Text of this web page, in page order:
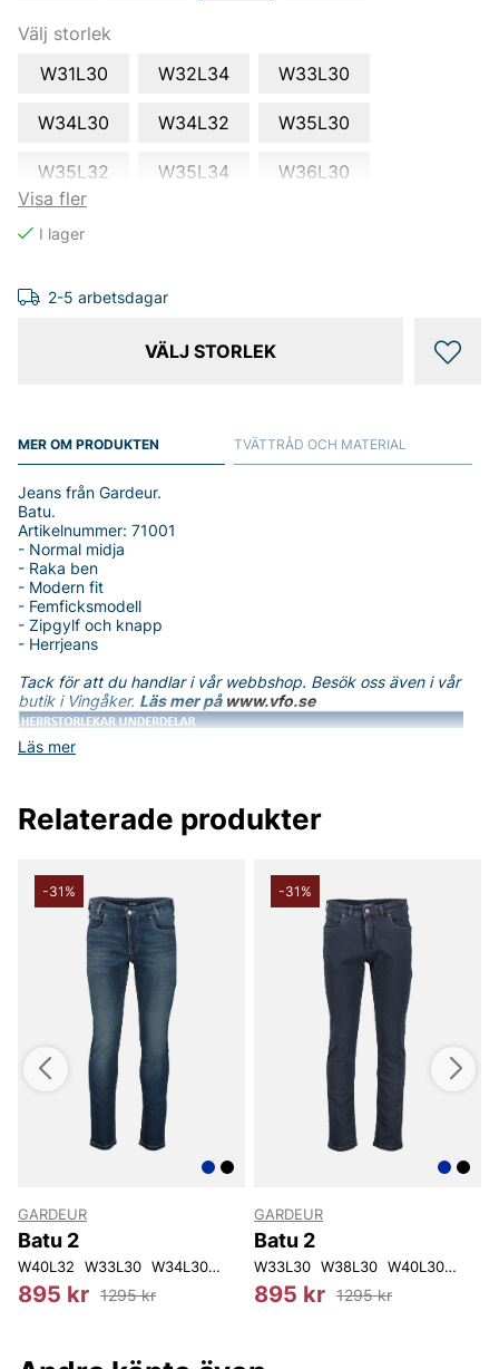
Välj storlek
Visa fler
W31L30 W32L34 W33L30
W34L30 W34L32 W35L30
W35L32 W35L34 W36L30
2-5 arbetsdagar
VÄLJ STORLEK
MER OM PRODUKTEN
Läs mer
Jeans från Gardeur.
Batu.
Artikelnummer: 71001
- Normal midja
- Raka ben
- Modern fit
- Femficksmodell
- Zipgylf och knapp
- Herrjeans
Tack för att du handlar i vår webbshop. Besök oss även i vår
butik i Vingåker. Läs mer på www.vfo.se
TVÄTTRÅD OCH MATERIAL
Relaterade produkter
W38L32 W42L32 W34L34 W36L34 W38L34 W40L34 W31L30
-31%
GARDEUR
Batu 2
W40L32 W33L30 W34L30 W34L32 W36L32 W38L32 W38L34
895 kr 1295 kr
-31%
GARDEUR
Batu 2
W33L30 W38L30 W40L30
895 kr 1295 kr